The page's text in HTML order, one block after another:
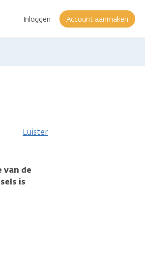
Inloggen Account aanmaken
Luister
van de
is